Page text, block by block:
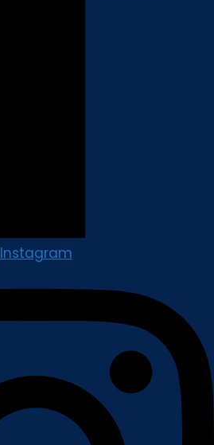
Instagram